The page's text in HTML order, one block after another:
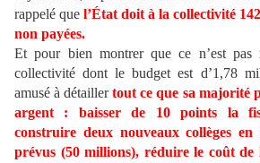
rappelé que l’État doit à la collectivité
non payées.
Et pour bien montrer que ce n’est pas
collectivité dont le budget est d’1,78
amusé à détaillertout ce que sa majorité
argent : baisser de 10 points la
construire deux nouveaux collèges
prévus (50 millions), réduire le coût de